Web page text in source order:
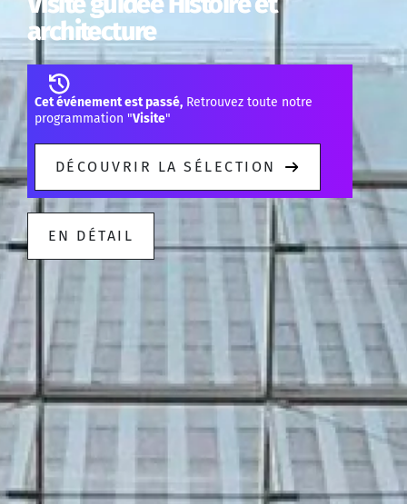
architecture
Cet événement est passé, Retrouvez toute notre
programmation "Visite"
DÉCOUVRIR LA SÉLECTION
EN DÉTAIL